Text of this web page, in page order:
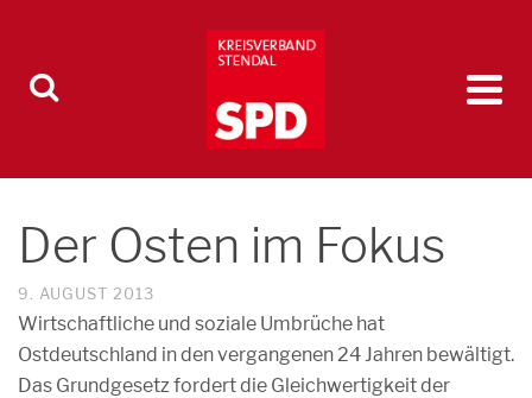
Der Osten im Fokus
9. AUGUST 2013
Wirtschaftliche und soziale Umbrüche hat
Ostdeutschland in den vergangenen 24 Jahren bewältigt.
Das Grundgesetz fordert die Gleichwertigkeit der